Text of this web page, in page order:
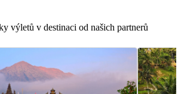
výletů v destinaci od našich partnerů